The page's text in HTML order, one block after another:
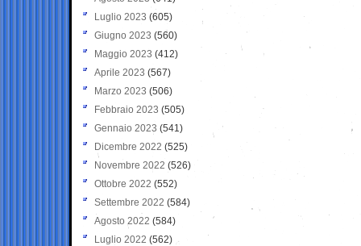
Luglio 2023 (605)
Giugno 2023 (560)
Maggio 2023 (412)
Aprile 2023 (567)
Marzo 2023 (506)
Febbraio 2023 (505)
Gennaio 2023 (541)
Dicembre 2022 (525)
Novembre 2022 (526)
Ottobre 2022 (552)
Settembre 2022 (584)
Agosto 2022 (584)
Luglio 2022 (562)